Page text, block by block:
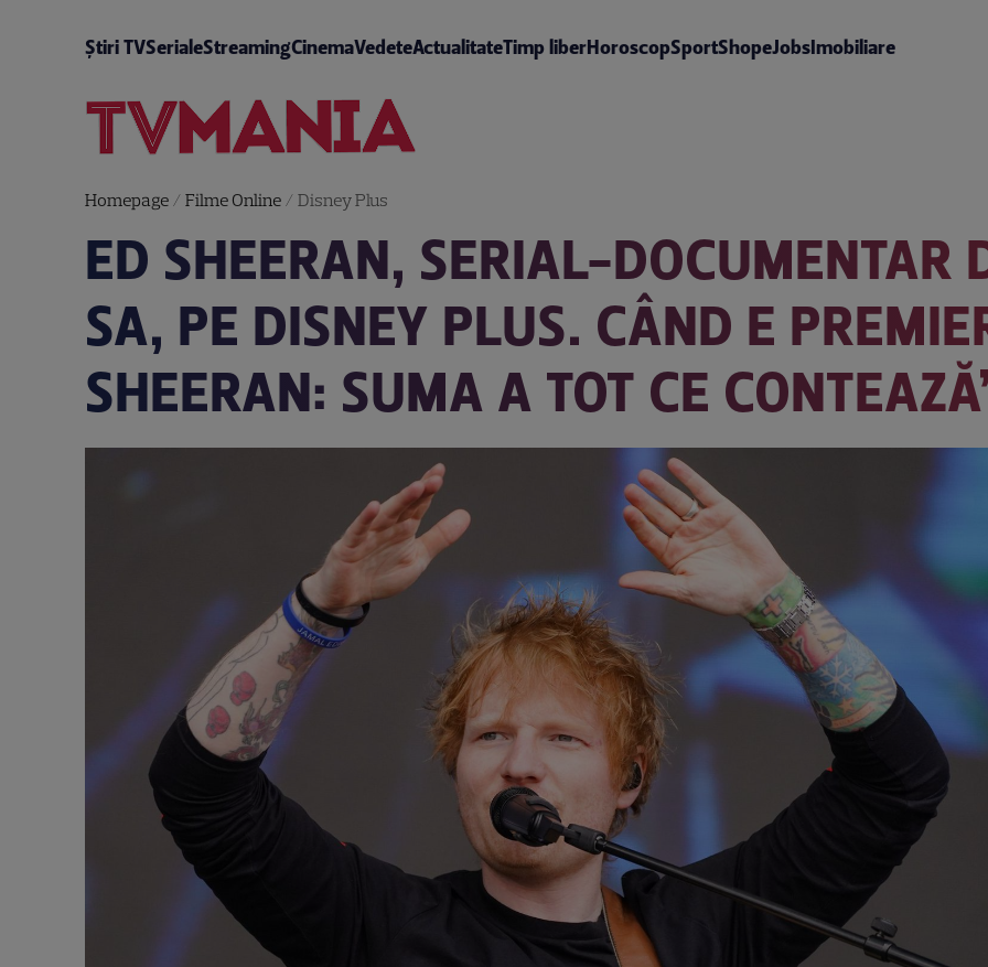
Știri TVSerialeStreamingCinemaVedeteActualitateTimp liberHoroscopSportShopeJobsImobiliare
Homepage/ Filme Online/ Disney Plus
ED SHEERAN, SERIAL-DOCUMENTAR
SA, PE DISNEY PLUS. CÂND E
SHEERAN: SUMA A TOT CE